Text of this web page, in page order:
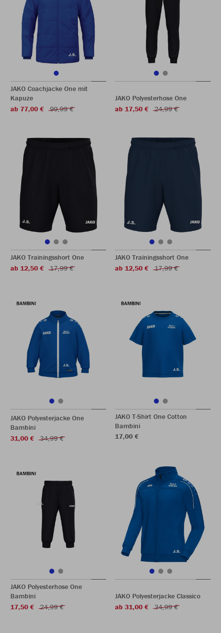
JAKO Coachjacke One mit
Kapuze
ab 77,00 €
99,99 €
JAKO Polyesterhose One
ab 17,50 €
24,99 €
JAKO Trainingsshort One
ab 12,50 €
17,99 €
JAKO Trainingsshort One
ab 12,50 €
17,99 €
JAKO Polyesterjacke One
Bambini
31,00 €
34,99 €
JAKO T-Shirt One Cotton
Bambini
17,00 €
JAKO Polyesterhose One
Bambini
17,50 €
24,99 €
JAKO Polyesterjacke Classico
ab 31,00 €
34,99 €